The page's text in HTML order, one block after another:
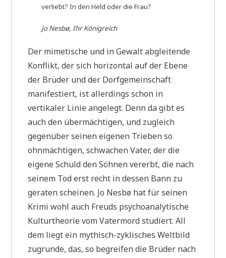
verliebt? In den Held oder die Frau?
Jo Nesbø, Ihr Königreich
Der mimetische und in Gewalt abgleitende
Konflikt, der sich horizontal auf der Ebene
der Brüder und der Dorfgemeinschaft
manifestiert, ist allerdings schon in
vertikaler Linie angelegt. Denn da gibt es
auch den übermächtigen, und zugleich
gegenüber seinen eigenen Trieben so
ohnmächtigen, schwachen Vater, der die
eigene Schuld den Söhnen vererbt, die nach
seinem Tod erst recht in dessen Bann zu
geraten scheinen. Jo Nesbø hat für seinen
Krimi wohl auch Freuds psychoanalytische
Kulturtheorie vom Vatermord studiert. All
dem liegt ein mythisch-zyklisches Weltbild
zugrunde, das, so begreifen die Brüder nach